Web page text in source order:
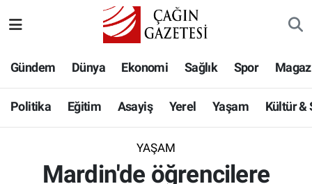
Gündem Dünya Ekonomi Sağlık Spor
Politika Eğitim Asayiş Yerel Yaşam Kültür &
YAŞAM
Mardin'de öğrencilere
Eğitim
Asayiş
Hava Durumu
Namaz Vakitleri